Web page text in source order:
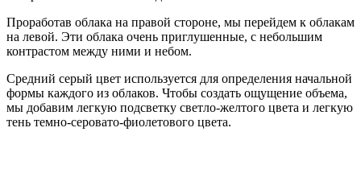
Проработав облака на правой стороне, мы перейдем к облакам
на левой. Эти облака очень приглушенные, с небольшим
контрастом между ними и небом.
Средний серый цвет используется для определения начальной
формы каждого из облаков. Чтобы создать ощущение объема,
мы добавим легкую подсветку светло-желтого цвета и легкую
тень темно-серовато-фиолетового цвета.